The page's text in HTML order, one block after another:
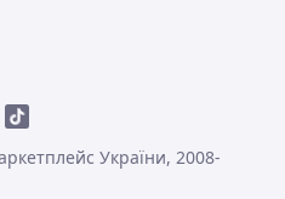
України, 2008-